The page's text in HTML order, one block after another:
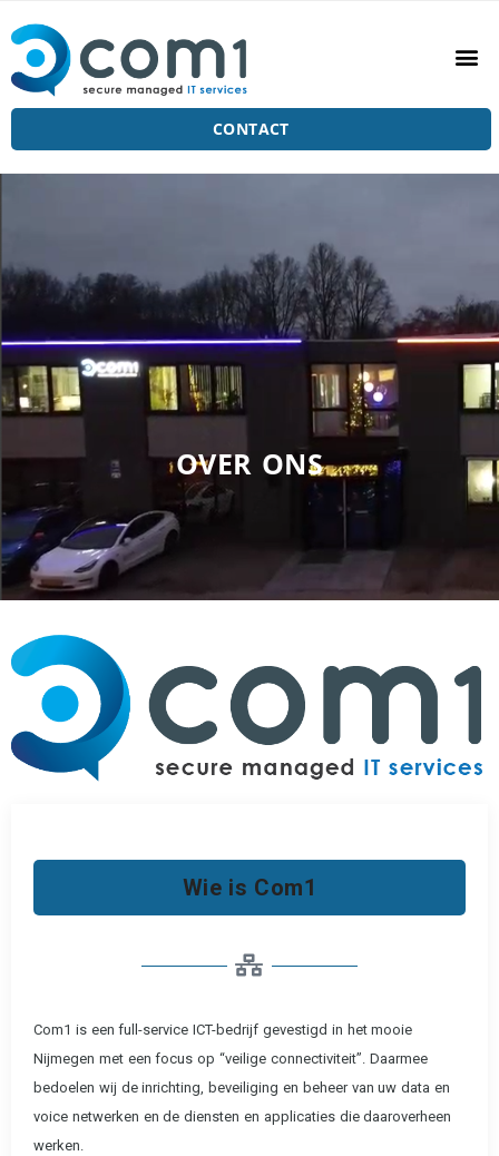
CONTACT
OVER ONS
Wie is Com1
Com1 is een full-service ICT-bedrijf gevestigd in het mooie
Nijmegen met een focus op “veilige connectiviteit”. Daarmee
bedoelen wij de inrichting, beveiliging en beheer van uw data en
voice netwerken en de diensten en applicaties die daaroverheen
werken.